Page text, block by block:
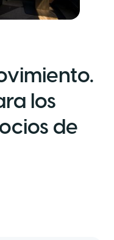
los
de